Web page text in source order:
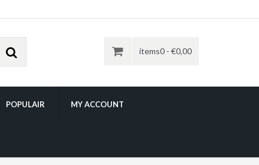
items0 - €0,00
POPULAIR MY ACCOUNT